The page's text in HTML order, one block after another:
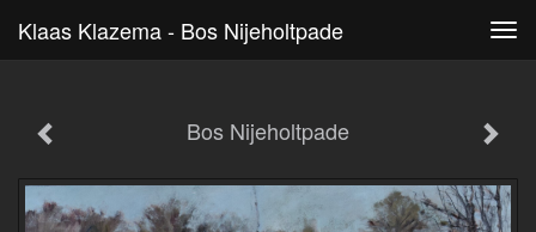
Klaas Klazema - Bos Nijeholtpade
Bos Nijeholtpade